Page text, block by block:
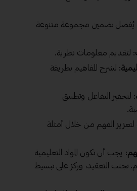
يُفضل تضمين مجموعة متنوعة
: لتقديم معلومات نظرية.
: لشرح المفاهيم بطريقة
: لتحفيز التفاعل وتطبيق
لتعزيز الفهم من خلال أمثلة
: يجب أن تكون المواد التعليمية
تجنب التعقيد، وركز على تبسيط